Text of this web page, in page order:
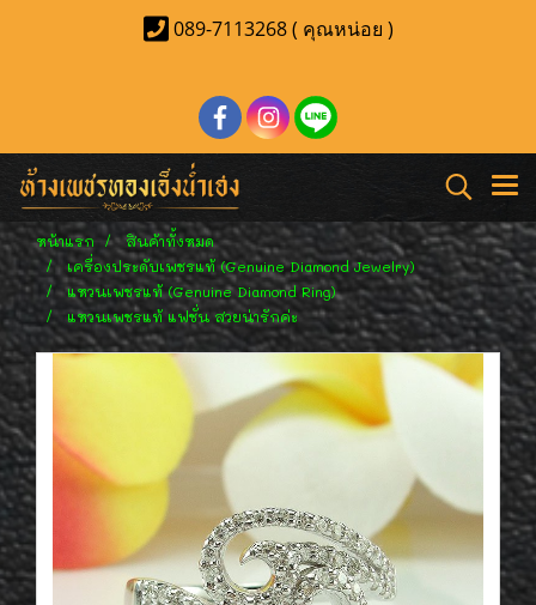
089-7113268 ( คุณหน่อย )
หน้าแรก
สินค้าทั้งหมด
เครื่องประดับเพชรแท้ (Genuine Diamond Jewelry)
แหวนเพชรแท้ (Genuine Diamond Ring)
แหวนเพชรแท้ แฟชั่น สวยน่ารักค่ะ